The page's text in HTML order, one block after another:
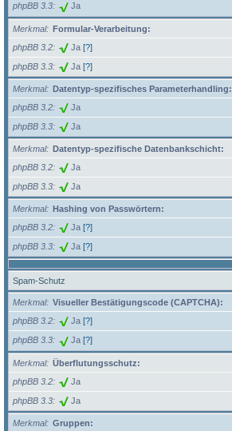
phpBB 3.3 Ja
Merkmal
Formular-Verarbeitung:
phpBB 3.2
Ja [?]
phpBB 3.3 Ja [?]
Merkmal
Datentyp-spezifisches Parameterhandling:
phpBB 3.2
Ja
phpBB 3.3 Ja
Merkmal
Datentyp-spezifische Datenbankschicht:
phpBB 3.2
Ja
phpBB 3.3 Ja
Merkmal
Hashing von Passwörtern:
phpBB 3.2
Ja [?]
phpBB 3.3 Ja [?]
Spam-Schutz
Merkmal
Visueller Bestätigungscode (CAPTCHA):
phpBB 3.2
Ja [?]
phpBB 3.3 Ja [?]
Merkmal
Überflutungsschutz:
phpBB 3.2
Ja
phpBB 3.3 Ja
Merkmal
Gruppen: